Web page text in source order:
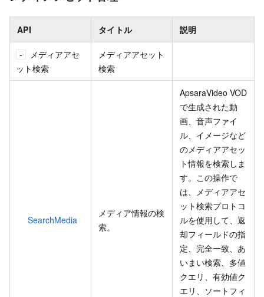
API タイトル 説明
メディアアセ
ット検索
メディアアセット
検索
SearchMedia
メディア情報の検
索。
ApsaraVideo VOD
で生成された動
画、音声ファイ
ル、イメージなど
のメディアアセッ
ト情報を検索しま
す。この操作で
は、メディアアセ
ット検索プロトコ
ルを使用して、返
却フィールドの指
定、完全一致、あ
いまい検索、多値
クエリ、有効値ク
エリ、ソートフィ